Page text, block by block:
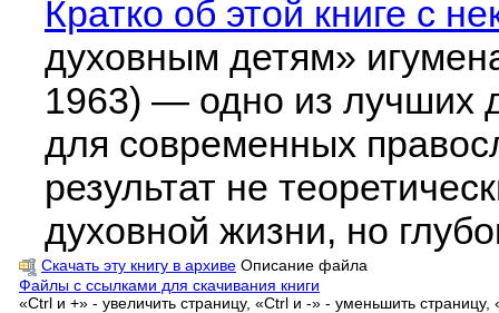
Кратко об этой книге с
духовным детям»
1963) — одно из лучших
для современных
результат не
духовной жизни, но
Скачать эту книгу в архиве Описание файла
Файлы с ссылками для скачивания книги
«Ctrl и +» - увеличить страницу, «Ctrl и -» - уменьшить